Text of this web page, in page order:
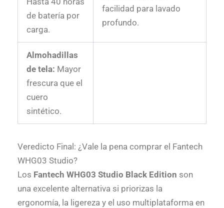
de batería por
carga.
facilidad para lavado
profundo.
Almohadillas
de tela: Mayor
frescura que el
cuero
sintético.
Veredicto Final: ¿Vale la pena comprar el Fantech
WHG03 Studio?
Los Fantech WHG03 Studio Black Edition son
una excelente alternativa si priorizas la
ergonomía, la ligereza y el uso multiplataforma en